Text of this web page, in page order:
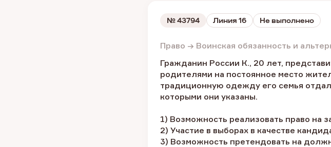
№43794 Линия 16 Не выполнено
Право → Воинская обязанность и
Гражданин России К., 20 лет,
родителями на постоянное место
традиционную одежду его семья
которыми они указаны.
1) Возможность реализовать право на
2) Участие в выборах в качестве
3) Возможность претендовать на